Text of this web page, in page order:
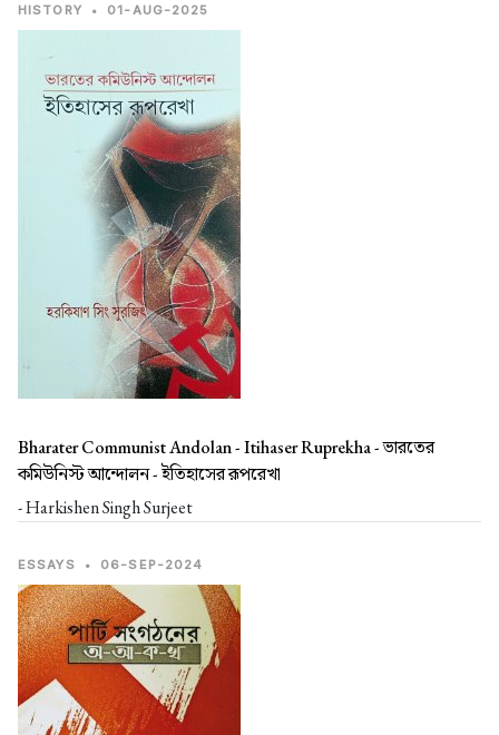
HISTORY • 01-AUG-2025
Bharater Communist Andolan - Itihaser Ruprekha -ভারতের
কমিউনিস্ট আন্দোলন - ইতিহাসের রূপরেখা
- Harkishen Singh Surjeet
ESSAYS • 06-SEP-2024